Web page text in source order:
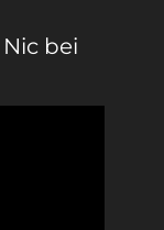
bei